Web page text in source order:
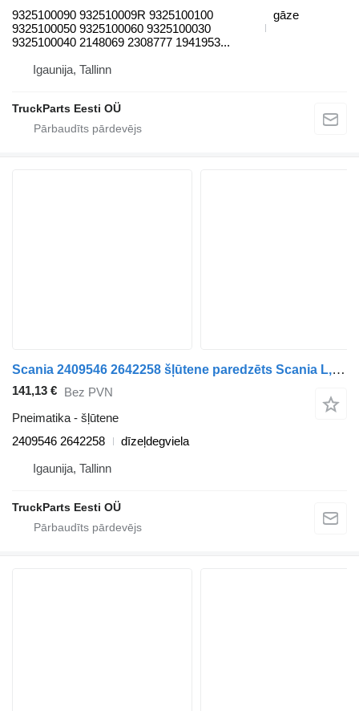
9325100090 932510009R 9325100100
9325100050 9325100060 9325100030
9325100040 2148069 2308777 1941953...
gāze
Igaunija, Tallinn
TruckParts Eesti OÜ
Scania 2409546 2642258 šļūtene paredzēts Scania L,P,G,R,S-series (2016-) vilcēja
141,13 € Bez PVN
Pneimatika - šļūtene
2409546 2642258
dīzeļdegviela
Igaunija, Tallinn
TruckParts Eesti OÜ